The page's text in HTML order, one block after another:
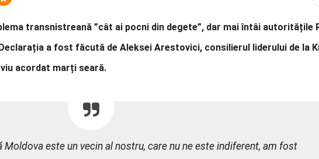
transnistreană ”cât ai pocni din degete”, dar mai întâi autoritățile
a fost făcută de Aleksei Arestovici, consilierul liderului de la
acordat marți seară.
este un vecin al nostru, care nu ne este indiferent, am fost